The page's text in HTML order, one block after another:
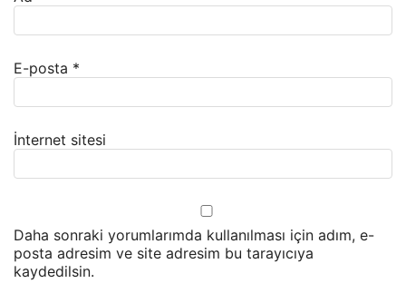
E-posta *
İnternet sitesi
Daha sonraki yorumlarımda kullanılması için adım, e-
posta adresim ve site adresim bu tarayıcıya
kaydedilsin.